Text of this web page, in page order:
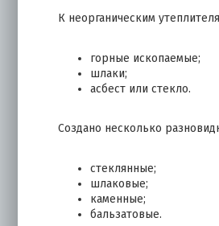
К неорганическим
горные ископаемые;
шлаки;
асбест или стекло.
Создано несколько
стеклянные;
шлаковые;
каменные;
бальзатовые.